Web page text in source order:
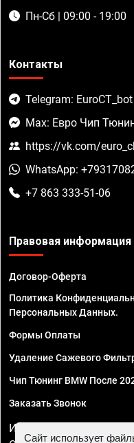
Пн-Сб | 09:00 - 19:00
Контакты
Telegram: EuroCT_bot
Max: Евро Чип
https://vk.com/
WhatsApp:
+7 863 333-51-06
Правовая информация
Договор-Оферта
Политика
Персональных Данных.
Формы Оплаты
Удаление Сажевого
Чип Тюнинг BMW После
Заказать Звонок
ИП Смирнов Георгий
Сайт использует